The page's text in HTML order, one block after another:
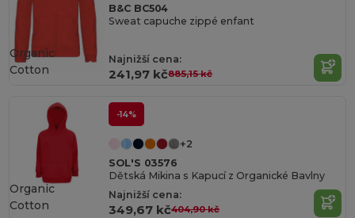
B&C BC504
Sweat capuche zippé enfant
Najnižší cena:
241,97 kč885,15 kč
Organic
Cotton
-14%
+2
SOL'S 03576
Dětská Mikina s Kapucí z Organické Bavlny
Najnižší cena:
349,67 kč404,90 kč
Organic
Cotton